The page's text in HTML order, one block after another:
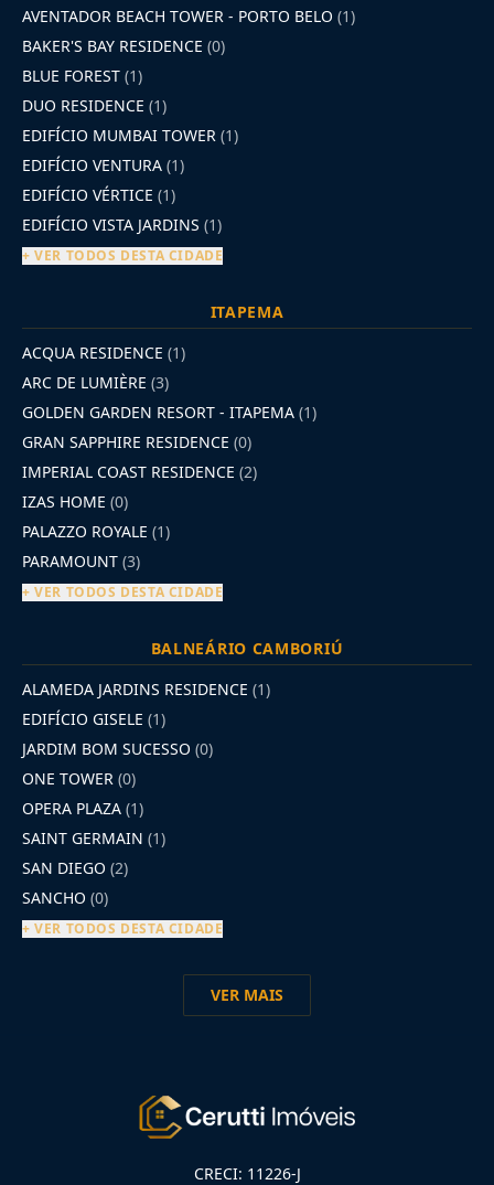
AVENTADOR BEACH TOWER - PORTO BELO (1)
BAKER'S BAY RESIDENCE (0)
BLUE FOREST (1)
DUO RESIDENCE (1)
EDIFÍCIO MUMBAI TOWER (1)
EDIFÍCIO VENTURA (1)
EDIFÍCIO VÉRTICE (1)
EDIFÍCIO VISTA JARDINS (1)
+ VER TODOS DESTA CIDADE
ITAPEMA
ACQUA RESIDENCE (1)
ARC DE LUMIÈRE (3)
GOLDEN GARDEN RESORT - ITAPEMA (1)
GRAN SAPPHIRE RESIDENCE (0)
IMPERIAL COAST RESIDENCE (2)
IZAS HOME (0)
PALAZZO ROYALE (1)
PARAMOUNT (3)
+ VER TODOS DESTA CIDADE
BALNEÁRIO CAMBORIÚ
ALAMEDA JARDINS RESIDENCE (1)
EDIFÍCIO GISELE (1)
JARDIM BOM SUCESSO (0)
ONE TOWER (0)
OPERA PLAZA (1)
SAINT GERMAIN (1)
SAN DIEGO (2)
SANCHO (0)
+ VER TODOS DESTA CIDADE
VER MAIS
CRECI: 11226-J